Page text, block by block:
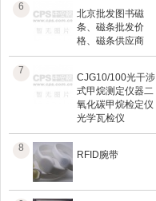
6
北京批发图书磁
条、磁条批发价
格、磁条供应商
7
CJG10/100光干涉
式甲烷测定仪器二
氧化碳甲烷检定仪
光学瓦检仪
8
RFID腕带